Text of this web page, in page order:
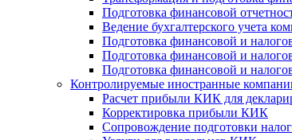
Подготовка финансовой
Ведение бухгалтерского учета
Подготовка финансовой и
Подготовка финансовой и
Подготовка финансовой и
Контролируемые иностранные
Расчет прибыли КИК для
Корректировка прибыли КИК
Сопровождение подготовки